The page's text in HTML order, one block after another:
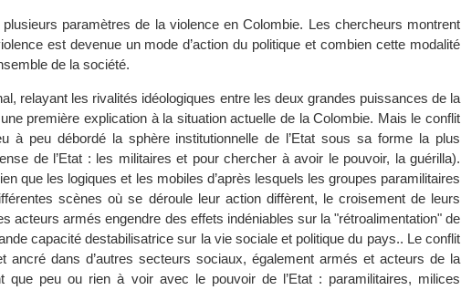
paramètres de la violence en Colombie. Les chercheurs montrent
est devenue un mode d’action du politique et combien cette modalité
de la société.
relayant les rivalités idéologiques entre les deux grandes puissances de la
première explication à la situation actuelle de la Colombie. Mais le conflit
à peu débordé la sphère institutionnelle de l’Etat sous sa forme la plus
de l’Etat : les militaires et pour chercher à avoir le pouvoir, la guérilla).
que les logiques et les mobiles d’après lesquels les groupes paramilitaires
scènes où se déroule leur action diffèrent, le croisement de leurs
acteurs armés engendre des effets indéniables sur la "rétroalimentation" de
capacité destabilisatrice sur la vie sociale et politique du pays.. Le conflit
ancré dans d’autres secteurs sociaux, également armés et acteurs de la
que peu ou rien à voir avec le pouvoir de l’Etat : paramilitaires, milices